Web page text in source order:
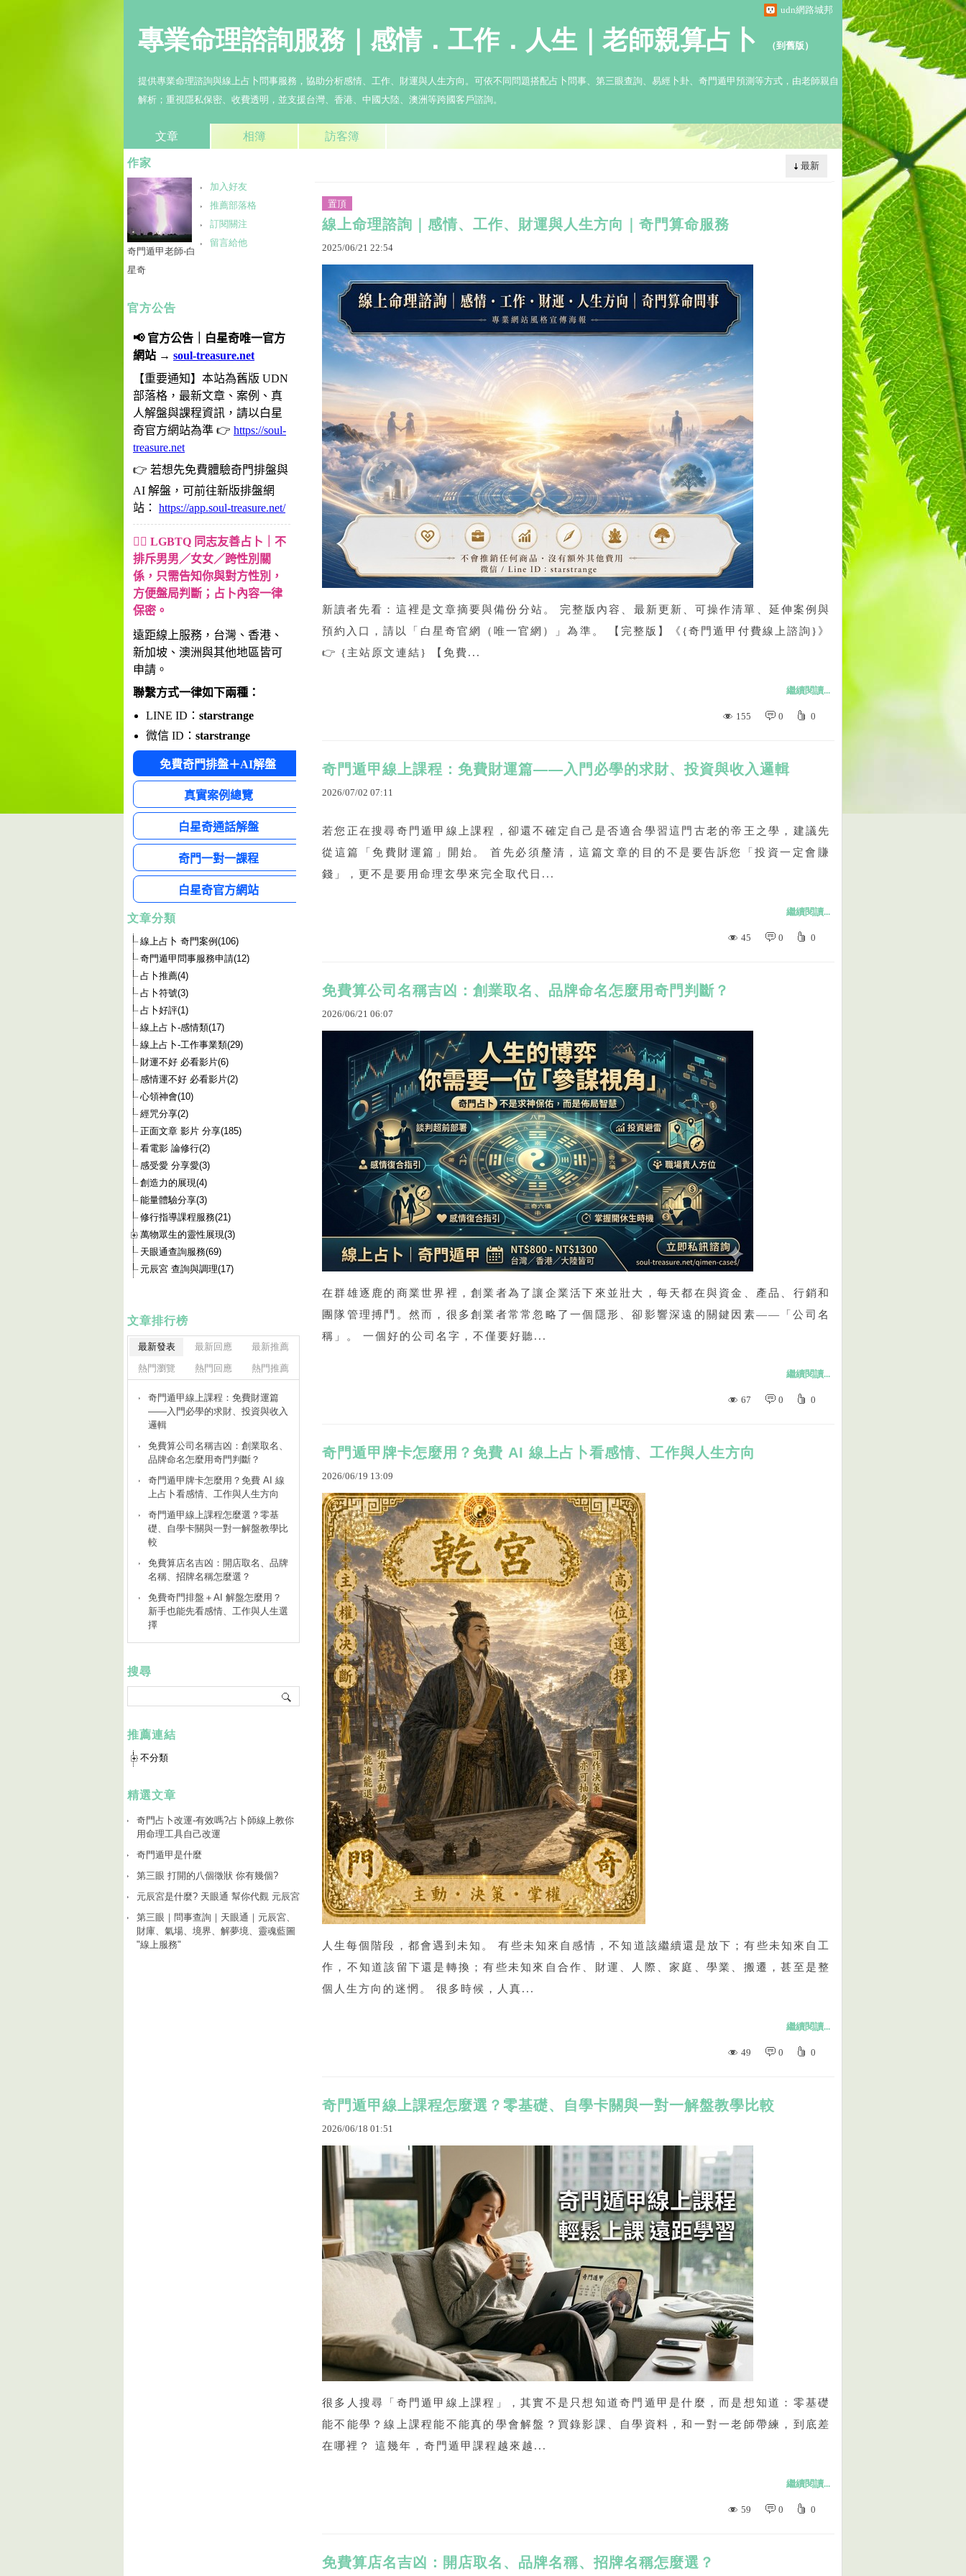
udn網路城邦
專業命理諮詢服務｜感情．工作．人生｜老師親算占卜 （到舊版 ）
提供專業命理諮詢與線上占卜問事服務，協助分析感情、工作、財運與人生方向。可依不同問題搭配占卜問事、第三眼查詢、易經卜卦、奇門遁甲預測等方式，由老師親自
解析；重視隱私保密、收費透明，並支援台灣、香港、中國大陸、澳洲等跨國客戶諮詢。
文章 相簿 訪客簿
最新
置頂
線上命理諮詢｜感情、工作、財運與人生方向｜奇門算命服務
2025/06/21 22:54
新讀者先看：這裡是文章摘要與備份分站。 完整版內容、最新更新、可操作清單、延伸案例與
預約入口，請以「白星奇官網（唯一官網）」為準。 【完整版】《{奇門遁甲付費線上諮詢}》
👉 {主站原文連結} 【免費...
繼續閱讀...
155 0 0
奇門遁甲線上課程：免費財運篇——入門必學的求財、投資與收入邏輯
2026/07/02 07:11
若您正在搜尋奇門遁甲線上課程，卻還不確定自己是否適合學習這門古老的帝王之學，建議先
從這篇「免費財運篇」開始。 首先必須釐清，這篇文章的目的不是要告訴您「投資一定會賺
錢」，更不是要用命理玄學來完全取代日...
繼續閱讀...
45 0 0
免費算公司名稱吉凶：創業取名、品牌命名怎麼用奇門判斷？
2026/06/21 06:07
在群雄逐鹿的商業世界裡，創業者為了讓企業活下來並壯大，每天都在與資金、產品、行銷和
團隊管理搏鬥。然而，很多創業者常常忽略了一個隱形、卻影響深遠的關鍵因素——「公司名
稱」。 一個好的公司名字，不僅要好聽...
繼續閱讀...
67 0 0
奇門遁甲牌卡怎麼用？免費 AI 線上占卜看感情、工作與人生方向
2026/06/19 13:09
人生每個階段，都會遇到未知。 有些未知來自感情，不知道該繼續還是放下；有些未知來自工
作，不知道該留下還是轉換；有些未知來自合作、財運、人際、家庭、學業、搬遷，甚至是整
個人生方向的迷惘。 很多時候，人真...
繼續閱讀...
49 0 0
奇門遁甲線上課程怎麼選？零基礎、自學卡關與一對一解盤教學比較
2026/06/18 01:51
很多人搜尋「奇門遁甲線上課程」，其實不是只想知道奇門遁甲是什麼，而是想知道：零基礎
能不能學？線上課程能不能真的學會解盤？買錄影課、自學資料，和一對一老師帶練，到底差
在哪裡？ 這幾年，奇門遁甲課程越來越...
繼續閱讀...
59 0 0
免費算店名吉凶：開店取名、品牌名稱、招牌名稱怎麼選？
作家
加入好友
推薦部落格
訂閱關注
留言給他
奇門遁甲老師-白
星奇
官方公告
文章分類
線上占卜 奇門案例(106)
奇門遁甲問事服務申請(12)
占卜推薦(4)
占卜符號(3)
占卜好評(1)
線上占卜-感情類(17)
線上占卜-工作事業類(29)
財運不好 必看影片(6)
感情運不好 必看影片(2)
心領神會(10)
經咒分享(2)
正面文章 影片 分享(185)
看電影 論修行(2)
感受愛 分享愛(3)
創造力的展現(4)
能量體驗分享(3)
修行指導課程服務(21)
萬物眾生的靈性展現(3)
天眼通查詢服務(69)
元辰宮 查詢與調理(17)
文章排行榜
最新發表 最新回應
最新推薦
熱門瀏覽
熱門回應 熱門推薦
奇門遁甲線上課程：免費財運篇
——入門必學的求財、投資與收入
邏輯
免費算公司名稱吉凶：創業取名、
品牌命名怎麼用奇門判斷？
奇門遁甲牌卡怎麼用？免費 AI 線
上占卜看感情、工作與人生方向
奇門遁甲線上課程怎麼選？零基
礎、自學卡關與一對一解盤教學比
較
免費算店名吉凶：開店取名、品牌
名稱、招牌名稱怎麼選？
免費奇門排盤＋AI 解盤怎麼用？
新手也能先看感情、工作與人生選
擇
搜尋
推薦連結
不分類
精選文章
奇門占卜改運-有效嗎?占卜師線上教你
用命理工具自己改運
奇門遁甲是什麼
第三眼 打開的八個徵狀 你有幾個?
元辰宮是什麼? 天眼通 幫你代觀 元辰宮
第三眼｜問事查詢｜天眼通｜元辰宮、
財庫、氣場、境界、解夢境、靈魂藍圖
"線上服務"